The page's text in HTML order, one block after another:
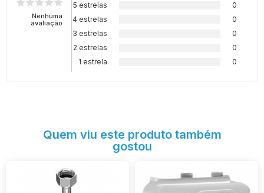
Nenhuma
avaliação
5 estrelas
0
4 estrelas
0
3 estrelas
0
2 estrelas
0
1 estrela
0
Quem viu este produto também
gostou